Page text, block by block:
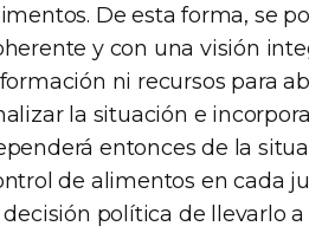
De esta forma, se
y con una visión
ni recursos para
la situación e
entonces de la
de alimentos en cada
decisión política de llevarlo